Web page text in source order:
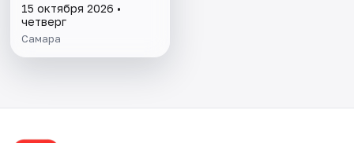
15 октября 2026 •
четверг
Самара